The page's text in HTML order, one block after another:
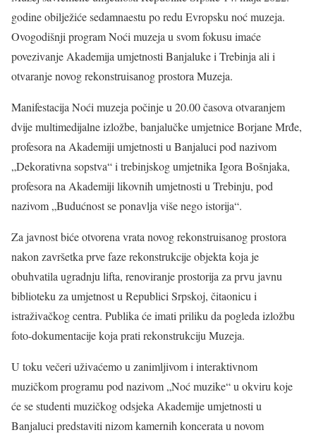
godine obilježiće sedamnaestu po redu Evropsku noć muzeja.
Ovogodišnji program Noći muzeja u svom fokusu imaće
povezivanje Akademija umjetnosti Banjaluke i Trebinja ali i
otvaranje novog rekonstruisanog prostora Muzeja.
Manifestacija Noći muzeja počinje u 20.00 časova otvaranjem
dvije multimedijalne izložbe, banjalučke umjetnice Borjane Mrđe,
profesora na Akademiji umjetnosti u Banjaluci pod nazivom
„Dekorativna sopstva“ i trebinjskog umjetnika Igora Bošnjaka,
profesora na Akademiji likovnih umjetnosti u Trebinju, pod
nazivom „Budućnost se ponavlja više nego istorija“.
Za javnost biće otvorena vrata novog rekonstruisanog prostora
nakon završetka prve faze rekonstrukcije objekta koja je
obuhvatila ugradnju lifta, renoviranje prostorija za prvu javnu
biblioteku za umjetnost u Republici Srpskoj, čitaonicu i
istraživačkog centra. Publika će imati priliku da pogleda izložbu
foto-dokumentacije koja prati rekonstrukciju Muzeja.
U toku večeri uživaćemo u zanimljivom i interaktivnom
muzičkom programu pod nazivom „Noć muzike“ u okviru koje
će se studenti muzičkog odsjeka Akademije umjetnosti u
Banjaluci predstaviti nizom kamernih koncerata u novom